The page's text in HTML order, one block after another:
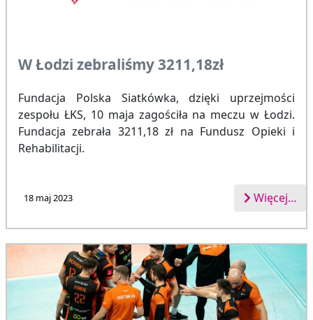
W Łodzi zebraliśmy 3211,18zł
Fundacja Polska Siatkówka, dzięki uprzejmości
zespołu ŁKS, 10 maja zagościła na meczu w Łodzi.
Fundacja zebrała 3211,18 zł na Fundusz Opieki i
Rehabilitacji.
18 maj 2023 Więcej…